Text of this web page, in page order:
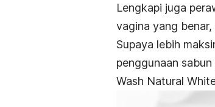
Lengkapi juga
vagina yang
Supaya lebih
penggunaan
Wash Natural